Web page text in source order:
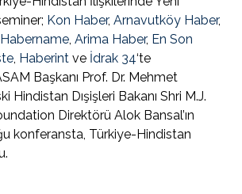
Kon Haber, Arnavutköy Haber,
Habername Arima Haber, En Son
Haberint ve İdrak 34‘te
Başkanı Prof. Dr. Mehmet
Hindistan Dışişleri Bakanı Shri M.J.
Direktörü Alok Bansal’ın
konferansta, Türkiye-Hindistan